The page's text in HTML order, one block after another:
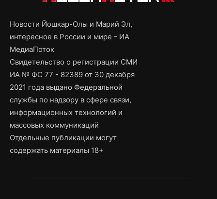
Новости Йошкар-Олы и Марий Эл,
интересное в России и мире - ИА
МедиаПоток
Свидетельство о регистрации СМИ
ИА № ФС 77 - 82389 от 30 декабря
2021 года выдано Федеральной
службы по надзору в сфере связи,
информационных технологий и
массовых коммуникаций
Отдельные публикации могут
содержать материалы 18+